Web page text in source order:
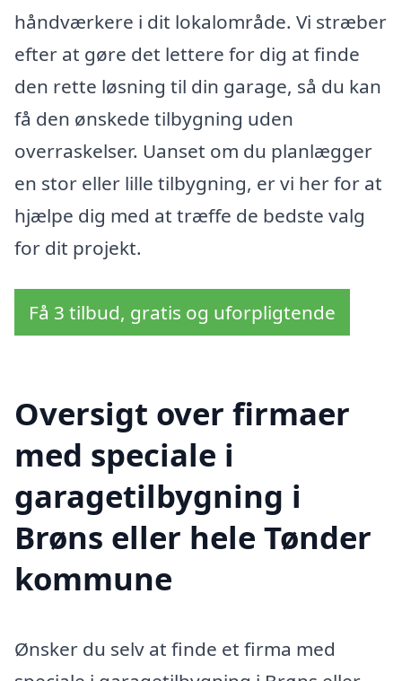
håndværkere i dit lokalområde. Vi stræber
efter at gøre det lettere for dig at finde
den rette løsning til din garage, så du kan
få den ønskede tilbygning uden
overraskelser. Uanset om du planlægger
en stor eller lille tilbygning, er vi her for at
hjælpe dig med at træffe de bedste valg
for dit projekt.
Få 3 tilbud, gratis og uforpligtende
Oversigt over firmaer
med speciale i
garagetilbygning i
Brøns eller hele Tønder
kommune
Ønsker du selv at finde et firma med